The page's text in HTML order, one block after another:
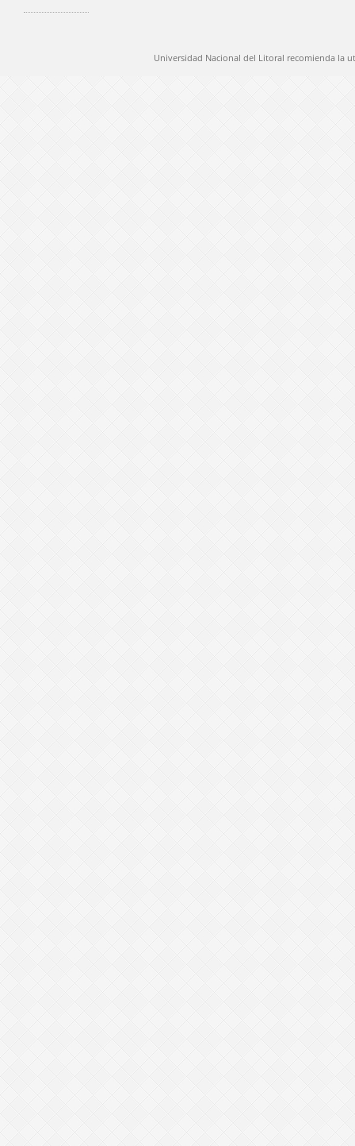
Universidad Nacional del Litoral recomienda la
@ 2012 Universidad